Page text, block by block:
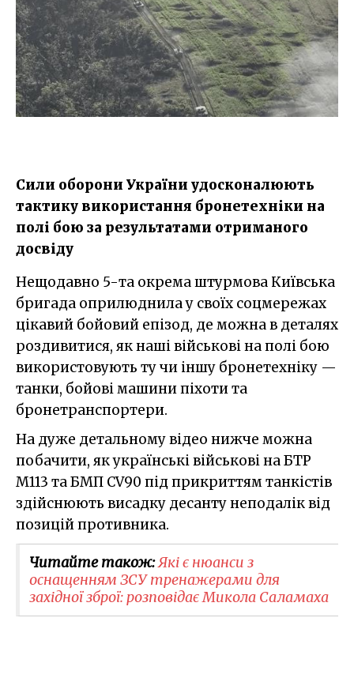
Сили оборони України удосконалюють
тактику використання бронетехніки на
полі бою за результатами отриманого
досвіду
Нещодавно 5-та окрема штурмова Київська
бригада оприлюднила у своїх соцмережах
цікавий бойовий епізод, де можна в деталях
роздивитися, як наші військові на полі бою
використовують ту чи іншу бронетехніку —
танки, бойові машини піхоти та
бронетранспортери.
На дуже детальному відео нижче можна
побачити, як українські військові на БТР
M113 та БМП CV90 під прикриттям танкістів
здійснюють висадку десанту неподалік від
позицій противника.
Читайте також:Які є нюанси з
оснащенням ЗСУ тренажерами для
західної зброї: розповідає Микола Саламаха